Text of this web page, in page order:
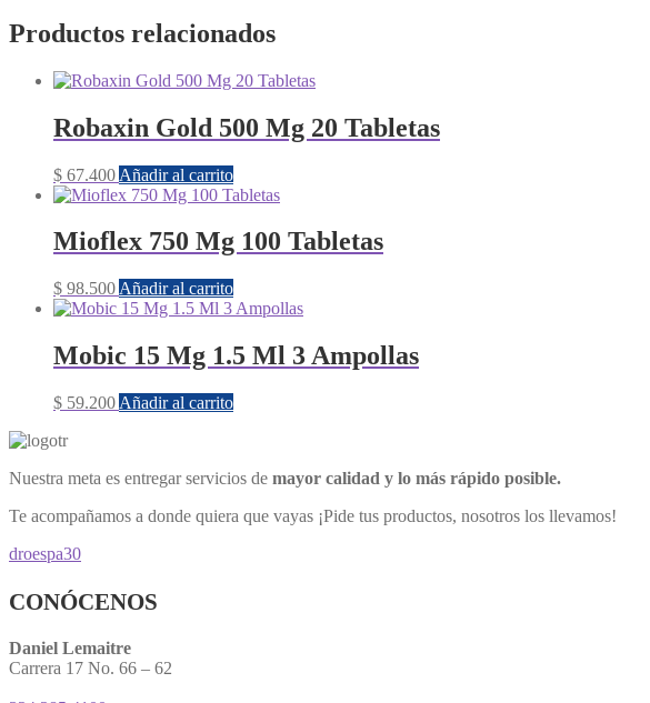
Productos relacionados
Robaxin Gold 500 Mg 20 Tabletas
$ 67.400 Añadir al carrito
Mioflex 750 Mg 100 Tabletas
$ 98.500 Añadir al carrito
Mobic 15 Mg 1.5 Ml 3 Ampollas
$ 59.200 Añadir al carrito
Nuestra meta es entregar servicios de mayor calidad y lo más rápido posible.
Te acompañamos a donde quiera que vayas ¡Pide tus productos, nosotros los llevamos!
droespa30
CONÓCENOS
Daniel Lemaitre
Carrera 17 No. 66 – 62